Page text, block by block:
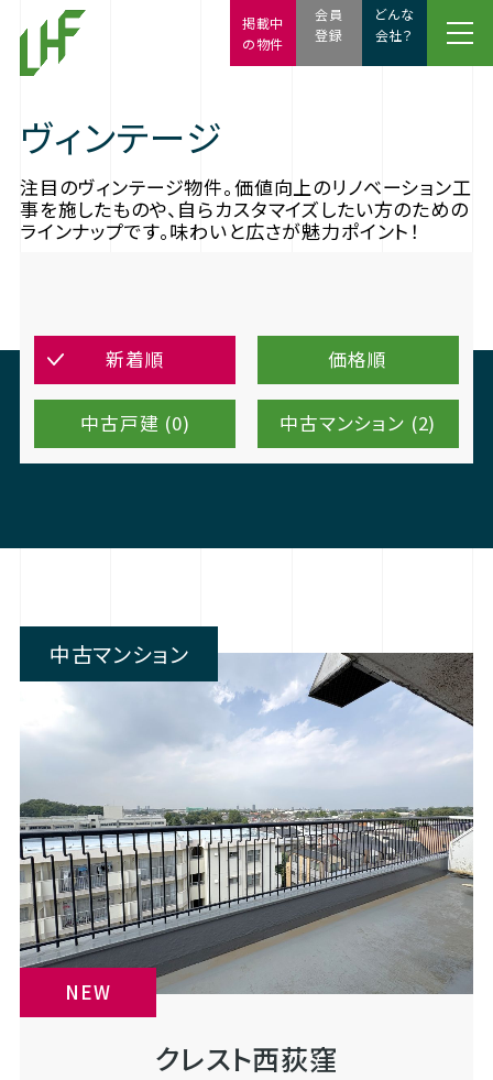
ヴィンテージ
注目のヴィンテージ物件。価値向上のリノベーション工
事を施したものや、自らカスタマイズしたい方のための
ラインナップです。味わいと広さが魅力ポイント！
新着順 価格順
中古戸建 (0) 中古マンション (2)
中古マンション
NEW
クレスト西荻窪
会員
登録
どんな
会社？
掲載中
の物件